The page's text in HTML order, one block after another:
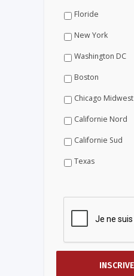
Floride
New York
Washington DC
Boston
Chicago Midwest
Californie Nord
Californie Sud
Texas